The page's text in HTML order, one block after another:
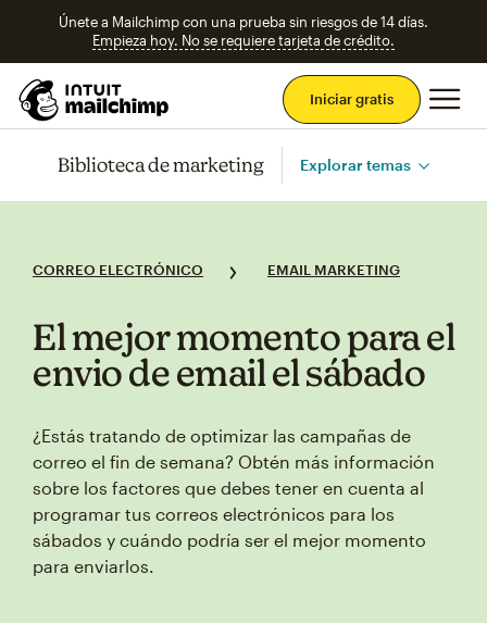
Únete a Mailchimp con una prueba sin riesgos de 14 días.
Empieza hoy. No se requiere tarjeta de crédito.
Iniciar gratis
Biblioteca de marketing Explorar temas
CORREO ELECTRÓNICO EMAIL MARKETING
El mejor momento para el
envio de email el sábado
¿Estás tratando de optimizar las campañas de
correo el fin de semana? Obtén más información
sobre los factores que debes tener en cuenta al
programar tus correos electrónicos para los
sábados y cuándo podría ser el mejor momento
para enviarlos.